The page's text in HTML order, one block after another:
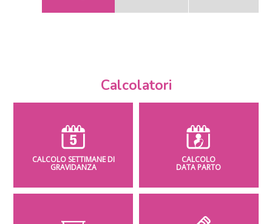
Calcolatori
CALCOLO SETTIMANE DI
GRAVIDANZA
CALCOLO
DATA PARTO